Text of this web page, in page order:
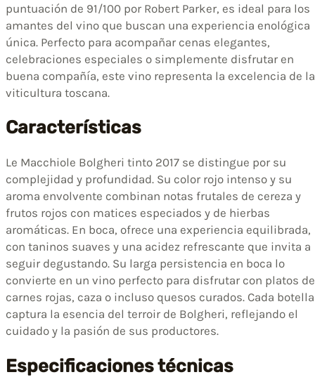
puntuación de 91/100 por Robert Parker, es ideal para los
amantes del vino que buscan una experiencia enológica
única. Perfecto para acompañar cenas elegantes,
celebraciones especiales o simplemente disfrutar en
buena compañía, este vino representa la excelencia de la
viticultura toscana.
Características
Le Macchiole Bolgheri tinto 2017 se distingue por su
complejidad y profundidad. Su color rojo intenso y su
aroma envolvente combinan notas frutales de cereza y
frutos rojos con matices especiados y de hierbas
aromáticas. En boca, ofrece una experiencia equilibrada,
con taninos suaves y una acidez refrescante que invita a
seguir degustando. Su larga persistencia en boca lo
convierte en un vino perfecto para disfrutar con platos de
carnes rojas, caza o incluso quesos curados. Cada botella
captura la esencia del terroir de Bolgheri, reflejando el
cuidado y la pasión de sus productores.
Especificaciones técnicas